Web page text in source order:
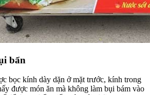
bẩn
bọc kính dày dặn ở mặt trước, kính trong
được món ăn mà không làm bụi bám vào